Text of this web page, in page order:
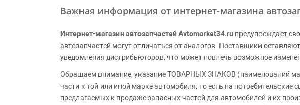
Важная информация от интернет-магазина
Интернет-магазин автозапчастей Avtomarket34.ru предупреждает
автозапчастей могут отличаться от аналогов. Поставщики
уведомления дистрибьюторов, что может повлечь возможное
Обращаем внимание, указание ТОВАРНЫХ ЗНАКОВ (наименований
части к той или иной марке автомобиля, то есть на
предлагаемых к продаже запасных частей для автомобилей и их